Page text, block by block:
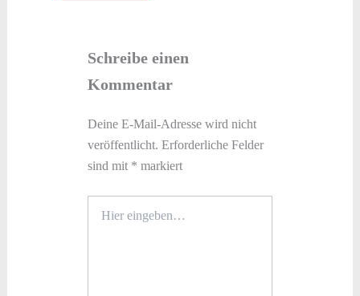
Schreibe einen
Kommentar
Deine E-Mail-Adresse wird nicht
veröffentlicht. Erforderliche Felder
sind mit * markiert
eingeben…